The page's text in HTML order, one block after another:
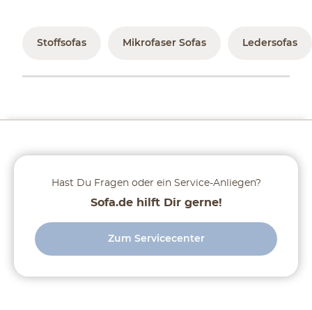
Stoffsofas Mikrofaser Sofas Ledersofas
Hast Du Fragen oder ein Service-Anliegen?
Sofa.de hilft Dir gerne!
Zum Servicecenter